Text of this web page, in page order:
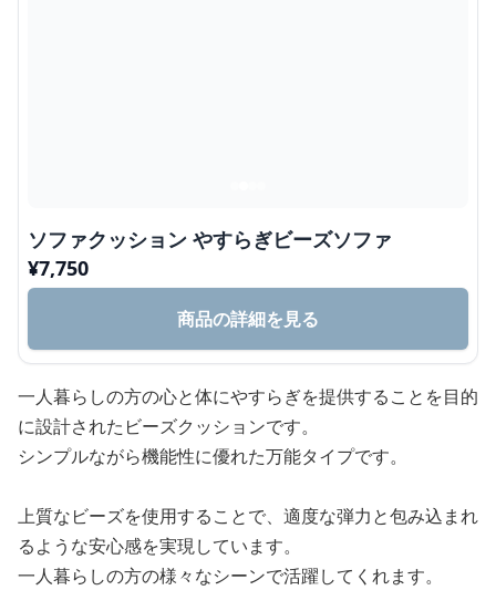
ソファクッション やすらぎビーズソファ
¥7,750
商品の詳細を見る
一人暮らしの方の心と体にやすらぎを提供することを目的
に設計されたビーズクッションです。
シンプルながら機能性に優れた万能タイプです。
上質なビーズを使用することで、適度な弾力と包み込まれ
るような安心感を実現しています。
一人暮らしの方の様々なシーンで活躍してくれます。